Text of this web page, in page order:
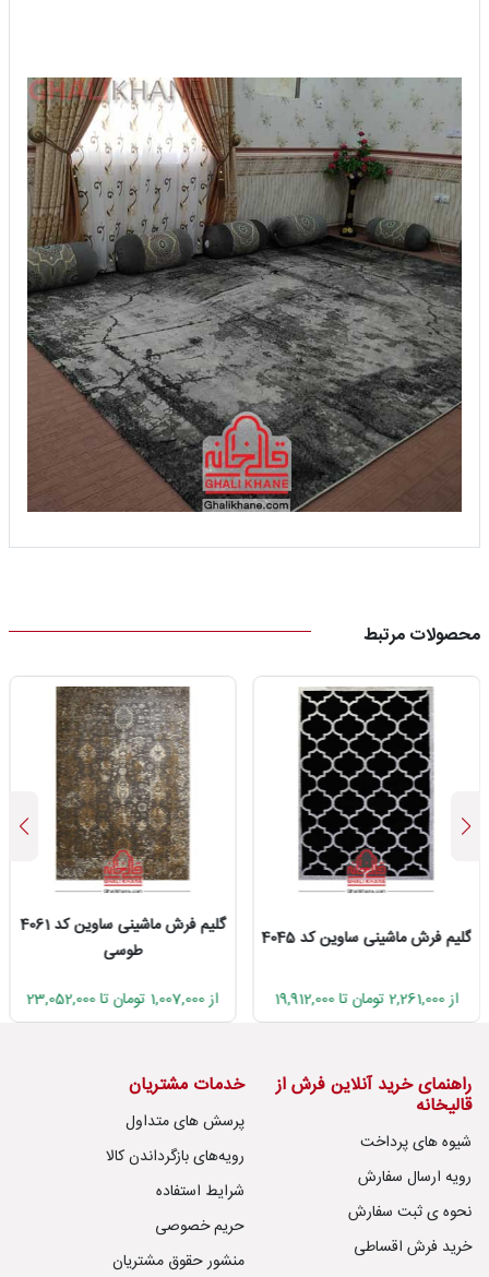
محصولات مرتبط
گلیم فرش ماشینی ساوین کد 4045
از 2,261,000 تومان تا 19,912,000
گلیم فرش ماشینی ساوین کد 4061
طوسی
از 1,007,000 تومان تا 23,052,000
راهنمای خرید آنلاین فرش از
قالیخانه
شیوه های پرداخت
رویه ارسال سفارش
نحوه ی ثبت سفارش
خرید فرش اقساطی
خدمات مشتریان
پرسش های متداول
رویه‌های بازگرداندن کالا
شرایط استفاده
حریم خصوصی
منشور حقوق مشتریان